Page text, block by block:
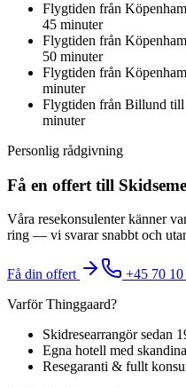
Flygtiden från
45 minuter
Flygtiden från
50 minuter
Flygtiden från
minuter
Flygtiden från Billund
minuter
Personlig rådgivning
Få en offert till
Våra resekonsulenter känner
ring — vi svarar snabbt och
Få din offert +45 70
Varför Thinggaard?
Skidresearrangör sedan
Egna hotell med
Resegaranti & fullt